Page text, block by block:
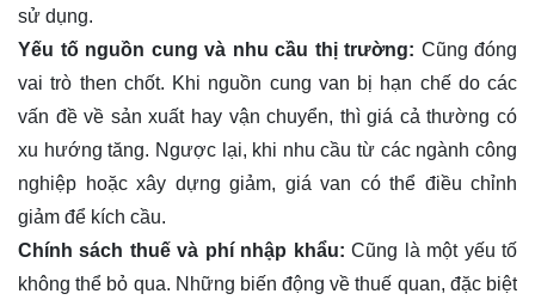
sử dụng.
Yếu tố nguồn cung và nhu cầu thị trường: Cũng đóng
vai trò then chốt. Khi nguồn cung van bị hạn chế do các
vấn đề về sản xuất hay vận chuyển, thì giá cả thường có
xu hướng tăng. Ngược lại, khi nhu cầu từ các ngành công
nghiệp hoặc xây dựng giảm, giá van có thể điều chỉnh
giảm để kích cầu.
Chính sách thuế và phí nhập khẩu:Cũng là một yếu tố
không thể bỏ qua. Những biến động về thuế quan, đặc biệt